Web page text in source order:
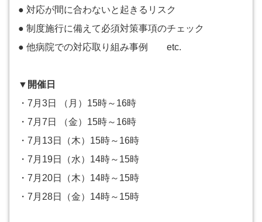
● 対応が間に合わないと起きるリスク
● 制度施行に備えて必須対策事項のチェック
● 他病院での対応取り組み事例 etc.
▼開催日
・7月3日 （月）15時～16時
・7月7日 （金）15時～16時
・7月13日（木）15時～16時
・7月19日（水）14時～15時
・7月20日（木）14時～15時
・7月28日（金）14時～15時